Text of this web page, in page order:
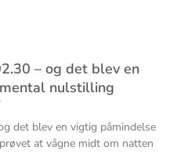
– og det blev en
nulstilling
det blev en vigtig påmindelse
at vågne midt om natten